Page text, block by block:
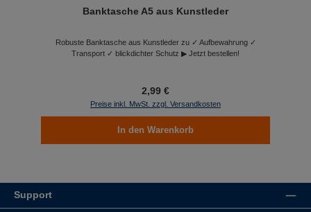
Banktasche A5 aus Kunstleder
Robuste Banktasche aus Kunstleder zu ✓ Aufbewahrung ✓
Transport ✓ blickdichter Schutz ▶ Jetzt bestellen!
2,99 €
Preise inkl. MwSt. zzgl. Versandkosten
In den Warenkorb
Support